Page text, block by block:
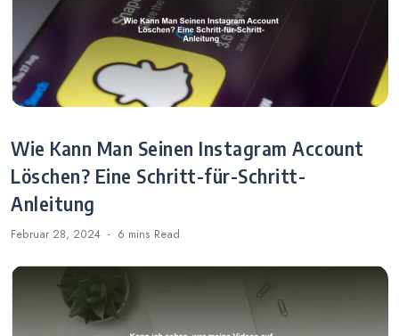
Wie Kann Man Seinen Instagram Account
Löschen? Eine Schritt-für-Schritt-
Anleitung
Februar 28, 2024 6 mins Read